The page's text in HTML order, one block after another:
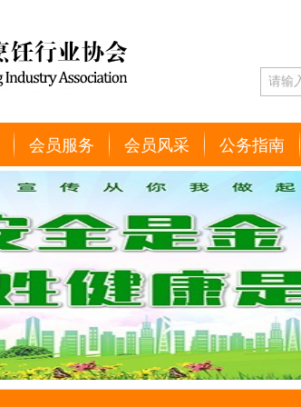
会员服务 会员风采 公务指南